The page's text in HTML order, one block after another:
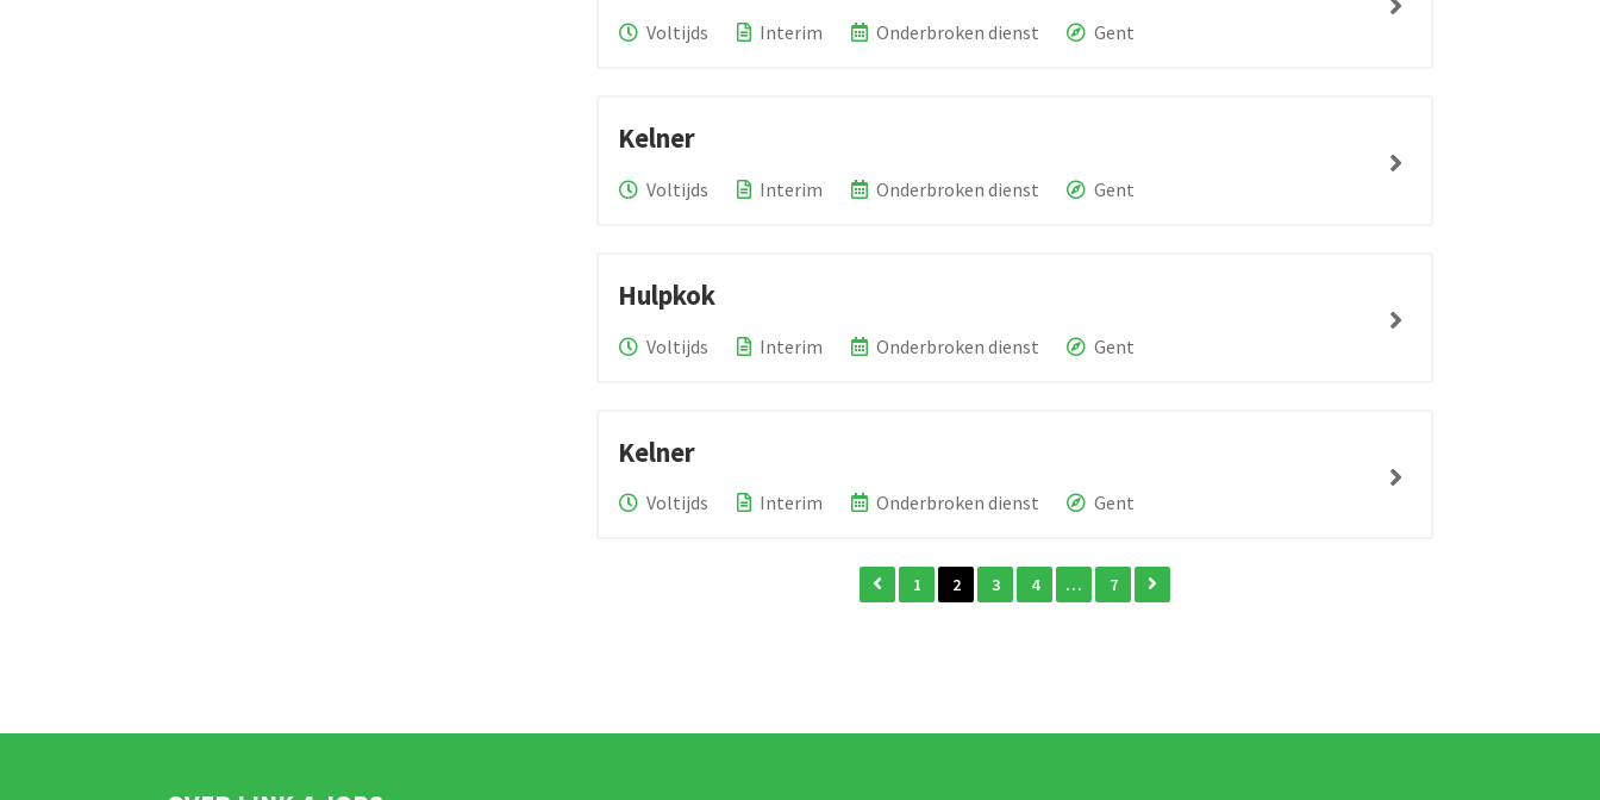
Voltijds Interim Onderbroken dienst Gent
Kelner
Voltijds Interim Onderbroken dienst Gent
Hulpkok
Voltijds Interim Onderbroken dienst Gent
Kelner
Voltijds Interim Onderbroken dienst Gent
1 2 3 4 … 7